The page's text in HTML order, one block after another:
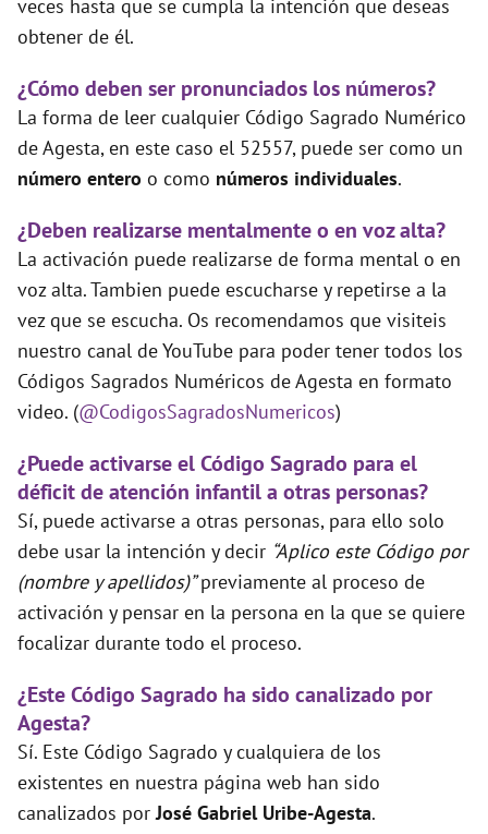
veces hasta que se cumpla la intención que deseas
obtener de él.
¿Cómo deben ser pronunciados los números?
La forma de leer cualquier Código Sagrado Numérico
de Agesta, en este caso el 52557, puede ser como un
número entero o como números individuales.
¿Deben realizarse mentalmente o en voz alta?
La activación puede realizarse de forma mental o en
voz alta. Tambien puede escucharse y repetirse a la
vez que se escucha. Os recomendamos que visiteis
nuestro canal de YouTube para poder tener todos los
Códigos Sagrados Numéricos de Agesta en formato
video. (@CodigosSagradosNumericos)
¿Puede activarse el Código Sagrado para el
déficit de atención infantil a otras personas?
Sí, puede activarse a otras personas, para ello solo
debe usar la intención y decir “Aplico este Código por
(nombre y apellidos)”previamente al proceso de
activación y pensar en la persona en la que se quiere
focalizar durante todo el proceso.
¿Este Código Sagrado ha sido canalizado por
Agesta?
Sí. Este Código Sagrado y cualquiera de los
existentes en nuestra página web han sido
canalizados porJosé Gabriel Uribe-Agesta.